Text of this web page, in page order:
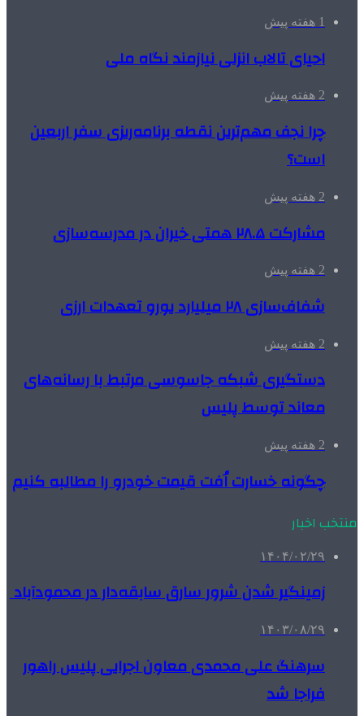
1 هفته پیش
احیای تالاب انزلی نیازمند نگاه ملی
2 هفته پیش
چرا نجف مهم‌ترین نقطه برنامه‌ریزی سفر اربعین
است؟
2 هفته پیش
مشارکت ۲۸.۵ همتی خیران در مدرسه‌سازی
2 هفته پیش
شفاف‌سازی ۲۸ میلیارد یورو تعهدات ارزی
2 هفته پیش
دستگیری شبکه جاسوسی مرتبط با رسانه‌های
معاند توسط پلیس
2 هفته پیش
چگونه خسارت اُفت قیمت خودرو را مطالبه کنیم
منتخب اخبار
۱۴۰۴/۰۲/۲۹
زمینگیر شدن شرور سارق سابقه‌دار در محمودآباد
۱۴۰۳/۰۸/۲۹
سرهنگ علی محمدی معاون اجرایی پلیس راهور
فراجا شد